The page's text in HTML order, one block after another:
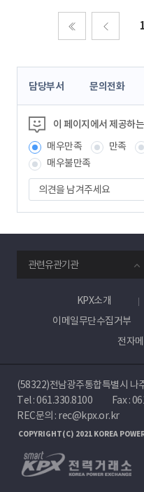
콘
츠
정
보
책
임
자
담당부서 문의전화
이 페이지에서 제공하
매우만족
만족
매우불만족
의
견
을
겨
주
세
요
관련유관기관
KPX소개
이메일무단수집거부
전자
(58322)전남광주통합특별시 나
Tel :061.330.8100
Fax :
REC문의 : rec@kpx.or.kr
COPYRIGHT(C) 2021 KOREA